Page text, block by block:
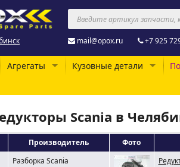
mail@opox.ru +7 925
Агрегаты Кузовные детали
Scania в
Производитель
Фото
Разборка Scania